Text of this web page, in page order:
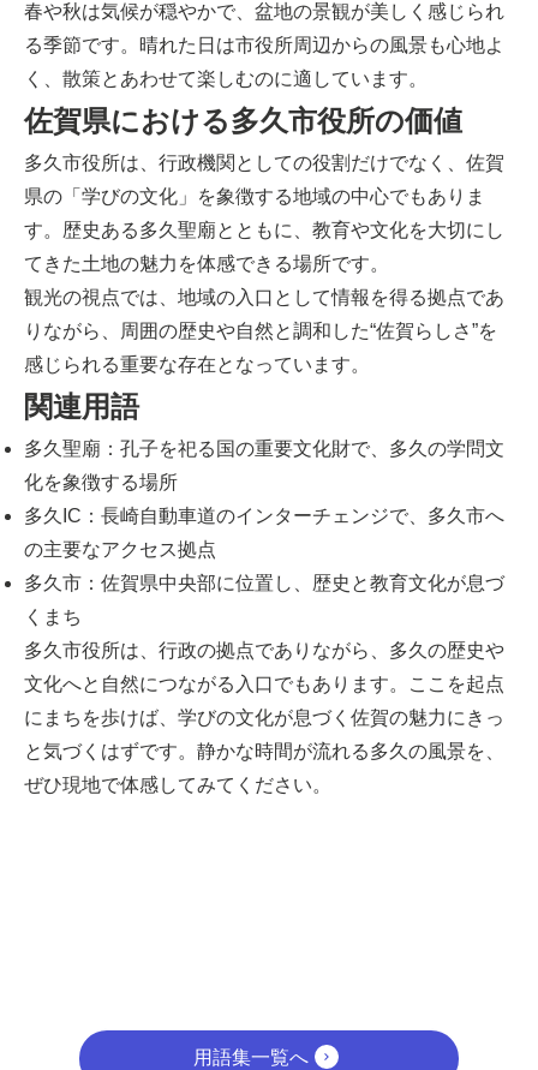
春や秋は気候が穏やかで、盆地の景観が美しく感じられ
る季節です。晴れた日は市役所周辺からの風景も心地よ
く、散策とあわせて楽しむのに適しています。
佐賀県における多久市役所の価値
多久市役所は、行政機関としての役割だけでなく、佐賀
県の「学びの文化」を象徴する地域の中心でもありま
す。歴史ある多久聖廟とともに、教育や文化を大切にし
てきた土地の魅力を体感できる場所です。
観光の視点では、地域の入口として情報を得る拠点であ
りながら、周囲の歴史や自然と調和した“佐賀らしさ”を
感じられる重要な存在となっています。
関連用語
多久聖廟：孔子を祀る国の重要文化財で、多久の学問文
化を象徴する場所
多久IC：長崎自動車道のインターチェンジで、多久市へ
の主要なアクセス拠点
多久市：佐賀県中央部に位置し、歴史と教育文化が息づ
くまち
多久市役所は、行政の拠点でありながら、多久の歴史や
文化へと自然につながる入口でもあります。ここを起点
にまちを歩けば、学びの文化が息づく佐賀の魅力にきっ
と気づくはずです。静かな時間が流れる多久の風景を、
ぜひ現地で体感してみてください。
用語集一覧へ